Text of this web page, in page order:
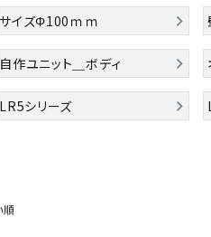
サイズΦ100ｍｍ
自作ユニット＿ボディ
LR5シリーズ
順